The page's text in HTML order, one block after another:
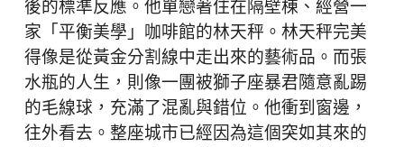
後的標準反應。他單戀著住在隔壁棟、經營一
家「平衡美學」咖啡館的林天秤。林天秤完美
得像是從黃金分割線中走出來的藝術品。而張
水瓶的人生，則像一團被獅子座暴君隨意亂踢
的毛線球，充滿了混亂與錯位。他衝到窗邊，
往外看去。整座城市已經因為這個突如其來的